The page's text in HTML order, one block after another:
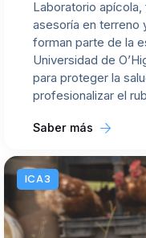
Laboratorio
asesoría en terreno
forman parte de la
Universidad de
para proteger la
profesionalizar el
Saber más
ICA3